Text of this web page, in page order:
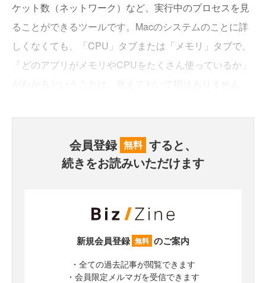
ケット数（ネットワーク）など、実行中のプロセスを見
ることができるツールです。Macのシステムのことに詳
しくなくても、「CPU」タブまたは「メモリ」タブで、
「どのアプリがメモリやCPUをたくさん使っているか」
会員登録 無料 すると、
続きをお読みいただけます
新規会員登録 無料 のご案内
・全ての過去記事が閲覧できます
・会員限定メルマガを受信できます